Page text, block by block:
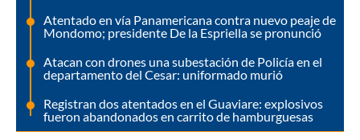
Atentado en vía Panamericana contra nuevo peaje de
Mondomo; presidente De la Espriella se pronunció
Atacan con drones una subestación de Policía en el
departamento del Cesar: uniformado murió
Registran dos atentados en el Guaviare: explosivos
fueron abandonados en carrito de hamburguesas